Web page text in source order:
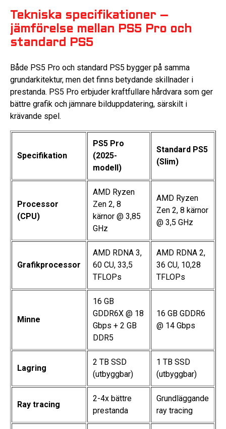
Tekniska specifikationer –
jämförelse mellan PS5 Pro och
standard PS5
Både PS5 Pro och standard PS5 bygger på samma
grundarkitektur, men det finns betydande skillnader i
prestanda. PS5 Pro erbjuder kraftfullare hårdvara som ger
bättre grafik och jämnare bilduppdatering, särskilt i
krävande spel.
Specifikation
PS5 Pro
(2025-
modell)
Standard PS5
(Slim)
Processor
(CPU)
AMD Ryzen
Zen 2, 8
kärnor @ 3,85
GHz
AMD Ryzen
Zen 2, 8 kärnor
@ 3,5 GHz
Grafikprocessor
AMD RDNA 3,
60 CU, 33,5
TFLOPs
AMD RDNA 2,
36 CU, 10,28
TFLOPs
Minne
16 GB
GDDR6X @ 18
Gbps + 2 GB
DDR5
16 GB GDDR6
@ 14 Gbps
Lagring
2 TB SSD
(utbyggbar)
1 TB SSD
(utbyggbar)
Ray tracing
2-4x bättre
prestanda
Grundläggande
ray tracing